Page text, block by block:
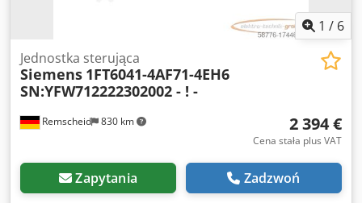
1 / 6
Remscheid 830 km
Jednostka sterująca
Siemens 1FT6041-4AF71-4EH6
SN:YFW712222302002 - ! -
2 394 €
Cena stała plus VAT
Zapytania Zadzwoń